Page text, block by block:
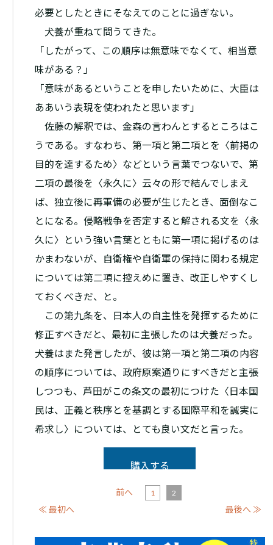
必要としたときにそなえてのことに過ぎない。
犬養が重ねて問うてきた。
「したがって、この順序は無意味でなくて、相当意
味がある？」
「意味があるということを申したいために、大臣は
ああいう表現を使われたと思います」
佐藤の解釈では、金森の言わんとするところはこ
うである。すなわち、第一項と第二項とを〈前掲の
目的を達するため〉などという言葉でつないで、第
二項の最後を〈永久に〉云々の形で結んでしまえ
ば、独立後に再軍備の必要が生じたとき、面倒なこ
とになる。侵略戦争を否定すると解される文を〈永
久に〉という強い言葉とともに第一項に掲げるのは
かまわないが、自衛権や自衛軍の保持に関わる規定
については第二項に控えめに置き、改正しやすくし
ておくべきだ、と。
この第九条を、日本人の自主性を発揮するために
修正すべきだと、最初に主張したのは犬養だった。
犬養はまた発言したが、彼は第一項と第二項の内容
の順序については、政府原案通りにすべきだと主張
しつつも、芦田がこの条文の最初につけた〈日本国
民は、正義と秩序とを基調とする国際平和を誠実に
希求し〉については、とても良い文だと言った。
購入する
≪ 最初へ
前へ 1 2
最後へ ≫